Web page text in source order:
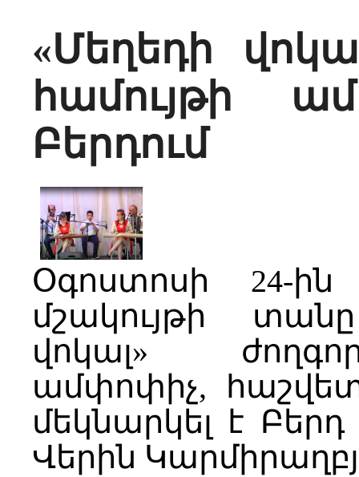
«Մեղեդի
համույթի
Բերդում
Օգոստոսի 24-
մշակույթի
վոկալ»
ամփոփիչ,
մեկնարկել է
Վերին